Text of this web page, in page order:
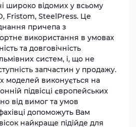
широко відомих у всьому
Fristom, SteelPress. Це
причепа з
використання в умовах
та довговічність
систем, і, що не
запчастин у продажу.
моделей виконується на
підвісці європейських
від вимог та умов
допоможуть Вам
найкраще підійде для